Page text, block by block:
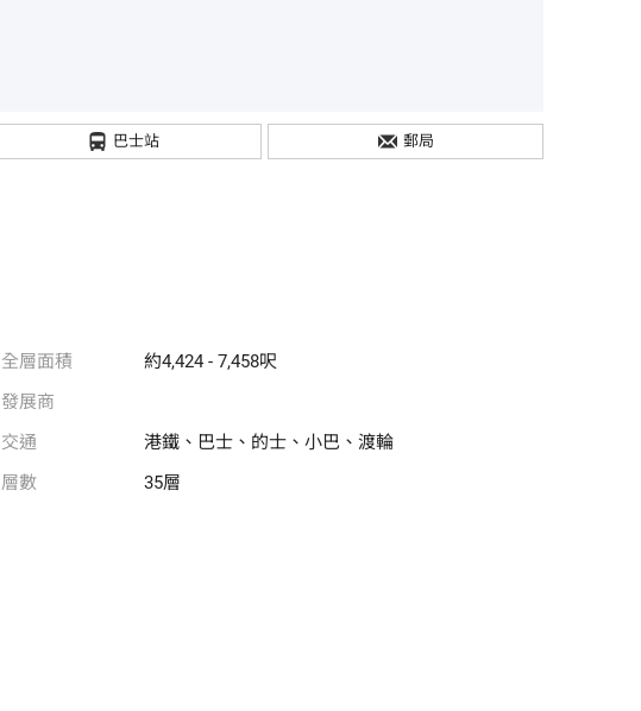
巴士站 郵局
全層面積
約4,424 - 7,458呎
發展商
交通
港鐵、巴士、的士、小巴、渡輪
層數
35層